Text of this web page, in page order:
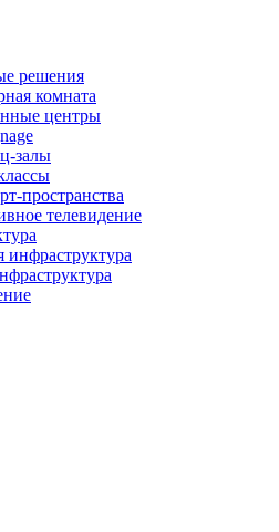
решения
комната
центры
залы
пространства
телевидение
инфраструктура